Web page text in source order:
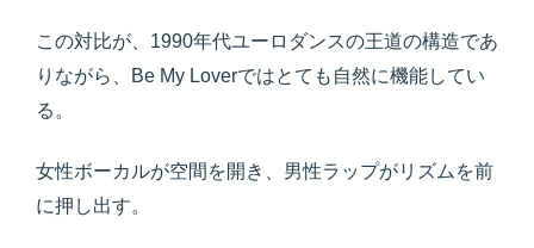
この対比が、1990年代ユーロダンスの王道の構造であ
りながら、Be My Loverではとても自然に機能してい
る。
女性ボーカルが空間を開き、男性ラップがリズムを前
に押し出す。